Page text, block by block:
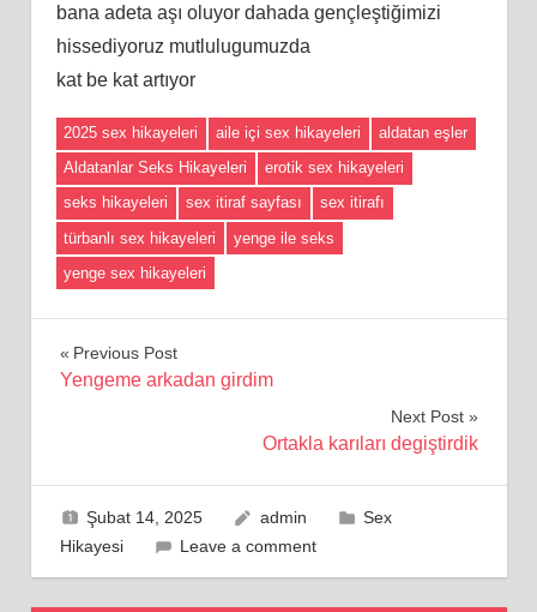
bana adeta aşı oluyor dahada gençleştiğimizi
hissediyoruz mutlulugumuzda
kat be kat artıyor
2025 sex hikayeleri aile içi sex hikayeleri
aldatan eşler
Aldatanlar Seks Hikayeleri
erotik sex hikayeleri
seks hikayeleri
sex itiraf sayfası
sex itirafı
türbanlı sex hikayeleri
yenge ile seks
yenge sex hikayeleri
Yazı
Previous Post
Yengeme arkadan girdim
Next Post
Ortakla karıları degiştirdik
Şubat 14, 2025 admin
Sex
Hikayesi
Leave a comment